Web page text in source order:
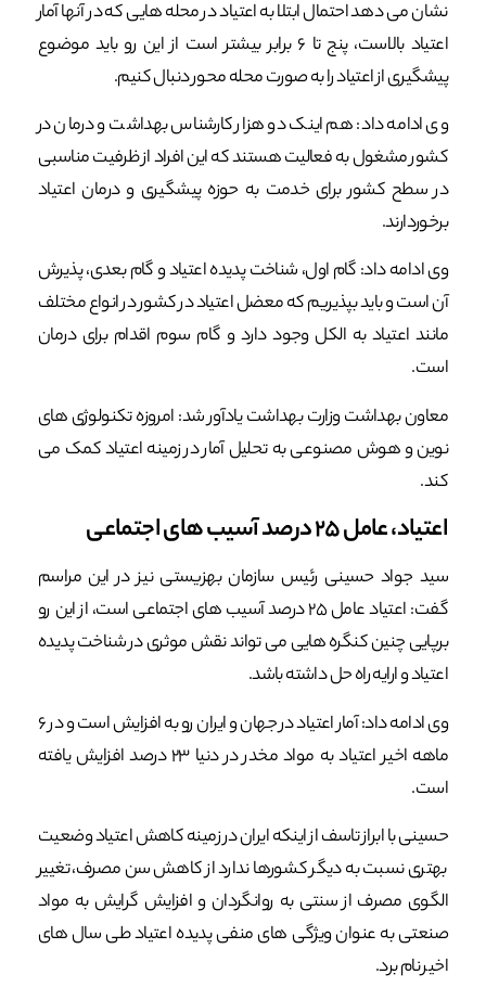
نشان می دهد احتمال ابتلا به اعتیاد در محله هایی که در آنها آمار
اعتیاد بالاست، پنج تا ۶ برابر بیشتر است از این رو باید موضوع
پیشگیری از اعتیاد را به صورت محله محور دنبال کنیم.
وی ادامه داد: هم اینک دو هزار کارشناس بهداشت و درمان در
کشور مشغول به فعالیت هستند که این افراد از ظرفیت مناسبی
در سطح کشور برای خدمت به حوزه پیشگیری و درمان اعتیاد
برخوردارند.
وی ادامه داد: گام اول، شناخت پدیده اعتیاد و گام بعدی، پذیرش
آن است و باید بپذیریم که معضل اعتیاد در کشور در انواع مختلف
مانند اعتیاد به الکل وجود دارد و گام سوم اقدام برای درمان
است.
معاون بهداشت وزارت بهداشت یادآور شد: امروزه تکنولوژی های
نوین و هوش مصنوعی به تحلیل آمار در زمینه اعتیاد کمک می
کند.
اعتیاد، عامل ۲۵ درصد آسیب های اجتماعی
سید جواد حسینی رئیس سازمان بهزیستی نیز در این مراسم
گفت: اعتیاد عامل ۲۵ درصد آسیب های اجتماعی است، از این رو
برپایی چنین کنگره هایی می تواند نقش موثری در شناخت پدیده
اعتیاد و ارایه راه حل داشته باشد.
وی ادامه داد: آمار اعتیاد در جهان و ایران رو به افزایش است و در ۶
ماهه اخیر اعتیاد به مواد مخدر در دنیا ۲۳ درصد افزایش یافته
است.
حسینی با ابراز تاسف از اینکه ایران در زمینه کاهش اعتیاد وضعیت
بهتری نسبت به دیگر کشورها ندارد از کاهش سن مصرف، تغییر
الگوی مصرف از سنتی به روانگردان و افزایش گرایش به مواد
صنعتی به عنوان ویژگی های منفی پدیده اعتیاد طی سال های
اخیر نام برد.